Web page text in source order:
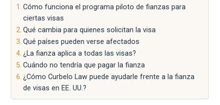
Cómo funciona el programa piloto de fianzas para
ciertas visas
Qué cambia para quienes solicitan la visa
Qué países pueden verse afectados
¿La fianza aplica a todas las visas?
Cuándo no tendría que pagar la fianza
¿Cómo Curbelo Law puede ayudarle frente a la fianza
de visas en EE. UU.?